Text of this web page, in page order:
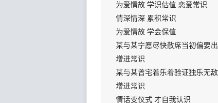
为爱情故 学识估值 恋爱常识
情深情深 累积常识
为爱情故 学会保值
某与某宁愿尽快散席当初偏要
增进常识
某与某曾宅着乐着验证独乐无敌
增进常识
情话变仪式 才自我认识